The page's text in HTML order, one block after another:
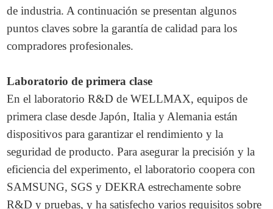
de industria. A continuación se presentan algunos
puntos claves sobre la garantía de calidad para los
compradores profesionales.
Laboratorio de primera clase
En el laboratorio R&D de WELLMAX, equipos de
primera clase desde Japón, Italia y Alemania están
dispositivos para garantizar el rendimiento y la
seguridad de producto. Para asegurar la precisión y la
eficiencia del experimento, el laboratorio coopera con
SAMSUNG, SGS y DEKRA estrechamente sobre
R&D y pruebas, y ha satisfecho varios requisitos sobre